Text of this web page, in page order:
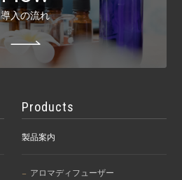
導入の流れ
Products
製品案内
アロマディフューザー